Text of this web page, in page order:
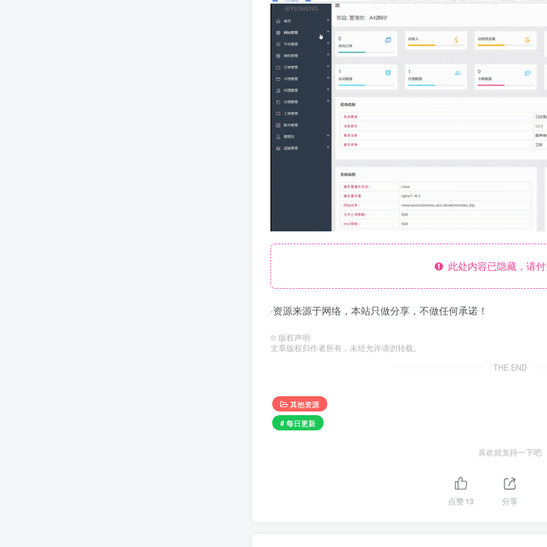
此处内容已隐藏，请
·资源来源于网络，本站只做分享，不做任何承诺！
© 版权声明
文章版权归作者所有，未经允许请勿转载。
THE END
其他资源
# 每日更新
喜欢就支持一下吧
点赞13 分享